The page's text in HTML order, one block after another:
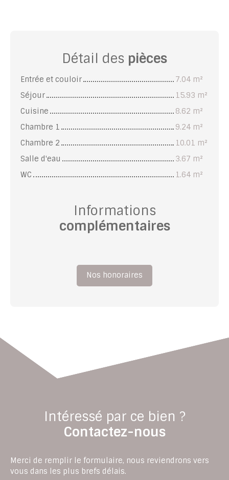
Détail des pièces
Entrée et couloir
7.04 m²
Séjour
15.93 m²
Cuisine
8.62 m²
Chambre 1
9.24 m²
Chambre 2
10.01 m²
Salle d'eau
3.67 m²
WC
1.64 m²
Informations
complémentaires
Nos honoraires
Intéressé par ce bien ?
Contactez-nous
Merci de remplir le formulaire, nous reviendrons vers
vous dans les plus brefs délais.